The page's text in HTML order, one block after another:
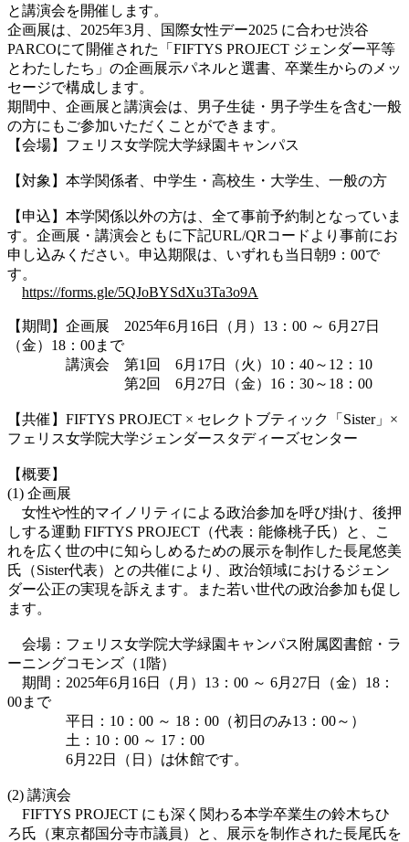
と講演会を開催します。
企画展は、2025年3月、国際女性デー2025 に合わせ渋谷
PARCOにて開催された「FIFTYS PROJECT ジェンダー平等
とわたしたち」の企画展示パネルと選書、卒業生からのメッ
セージで構成します。
期間中、企画展と講演会は、男子生徒・男子学生を含む一般
の方にもご参加いただくことができます。
【会場】フェリス女学院大学緑園キャンパス
【対象】本学関係者、中学生・高校生・大学生、一般の方
【申込】本学関係以外の方は、全て事前予約制となっていま
す。企画展・講演会ともに下記URL/QRコードより事前にお
申し込みください。申込期限は、いずれも当日朝9：00で
す。
https://forms.gle/5QJoBYSdXu3Ta3o9A
【期間】企画展 2025年6月16日（月）13：00 ～ 6月27日
（金）18：00まで
講演会 第1回 6月17日（火）10：40～12：10
第2回 6月27日（金）16：30～18：00
【共催】FIFTYS PROJECT × セレクトブティック「Sister」×
フェリス女学院大学ジェンダースタディーズセンター
【概要】
(1) 企画展
女性や性的マイノリティによる政治参加を呼び掛け、後押
しする運動 FIFTYS PROJECT（代表：能條桃子氏）と、こ
れを広く世の中に知らしめるための展示を制作した長尾悠美
氏（Sister代表）との共催により、政治領域におけるジェン
ダー公正の実現を訴えます。また若い世代の政治参加も促し
ます。
会場：フェリス女学院大学緑園キャンパス附属図書館・ラ
ーニングコモンズ（1階）
期間：2025年6月16日（月）13：00 ～ 6月27日（金）18：
00まで
平日：10：00 ～ 18：00（初日のみ13：00～）
土：10：00 ～ 17：00
6月22日（日）は休館です。
(2) 講演会
FIFTYS PROJECT にも深く関わる本学卒業生の鈴木ちひ
ろ氏（東京都国分寺市議員）と、展示を制作された長尾氏を